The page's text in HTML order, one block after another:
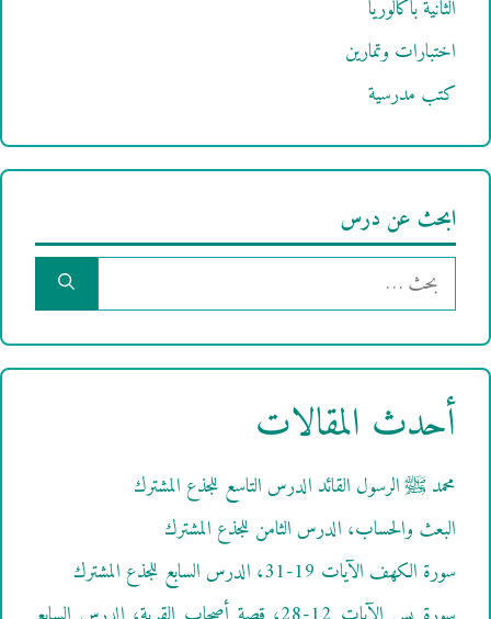
الثانية باكالوريا
اختبارات وتمارين
كتب مدرسية
ابحث عن درس
البحث
عن:
أحدث المقالات
محمد ﷺ الرسول القائد الدرس التاسع للجذع المشترك
البعث والحساب، الدرس الثامن للجذع المشترك
سورة الكهف الآيات 19-31، الدرس السابع للجذع المشترك